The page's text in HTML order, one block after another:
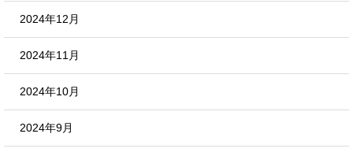
2024年12月
2024年11月
2024年10月
2024年9月